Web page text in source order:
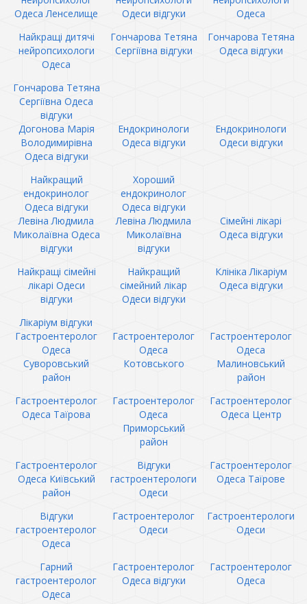
Одеса Ленселище
Одеси відгуки
Одеса
Найкращі дитячі
нейропсихологи
Одеса
Гончарова Тетяна
Сергіївна відгуки
Гончарова Тетяна
Одеса відгуки
Гончарова Тетяна
Сергіївна Одеса
відгуки
Догонова Марія
Володимирівна
Одеса відгуки
Ендокринологи
Одеса відгуки
Ендокринологи
Одеси відгуки
Найкращий
ендокринолог
Одеса відгуки
Хороший
ендокринолог
Одеса відгуки
Левіна Людмила
Миколаївна Одеса
відгуки
Левіна Людмила
Миколаївна
відгуки
Сімейні лікарі
Одеса відгуки
Найкращі сімейні
лікарі Одеси
відгуки
Найкращий
сімейний лікар
Одеси відгуки
Клініка Лікаріум
Одеса відгуки
Лікаріум відгуки
Гастроентеролог
Одеса
Суворовський
район
Гастроентеролог
Одеса
Котовського
Гастроентеролог
Одеса
Малиновський
район
Гастроентеролог
Одеса Таїрова
Гастроентеролог
Одеса
Приморський
район
Гастроентеролог
Одеса Центр
Гастроентеролог
Одеса Київський
район
Відгуки
гастроентерологи
Одеси
Гастроентеролог
Одеса Таїрове
Відгуки
гастроентеролог
Одеса
Гастроентеролог
Одеси
Гастроентерологи
Одеси
Гарний
гастроентеролог
Одеса
Гастроентеролог
Одеса відгуки
Гастроентеролог
Одеса